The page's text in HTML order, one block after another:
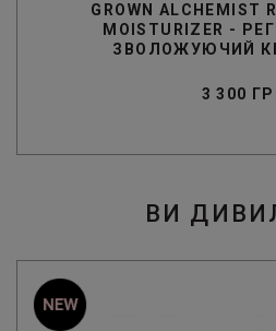
GROWN ALCHEMIST
MOISTURIZER -
ЗВОЛОЖУЮЧИЙ
3 300
ВИ